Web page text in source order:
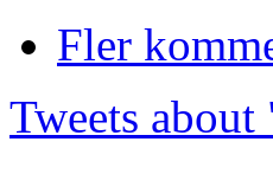
Fler
Tweets